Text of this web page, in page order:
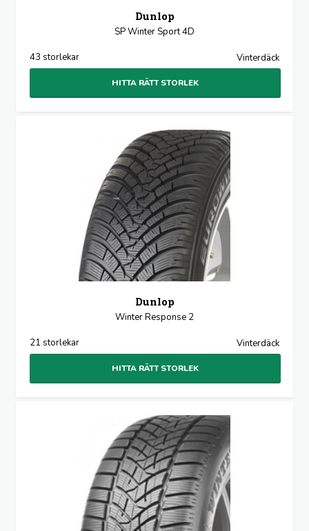
Dunlop
SP Winter Sport 4D
43 storlekar Vinterdäck
HITTA RÄTT STORLEK
Dunlop
Winter Response 2
21 storlekar Vinterdäck
HITTA RÄTT STORLEK